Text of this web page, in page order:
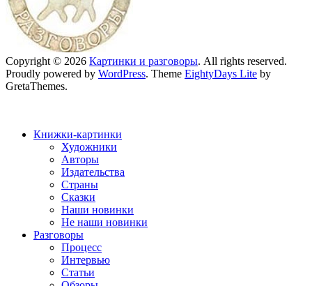
Copyright © 2026 Картинки и разговоры. All rights reserved.
Proudly powered by WordPress. Theme EightyDays Lite by
GretaThemes.
Книжки-картинки
Художники
Авторы
Издательства
Страны
Сказки
Наши новинки
Не наши новинки
Разговоры
Процесс
Интервью
Статьи